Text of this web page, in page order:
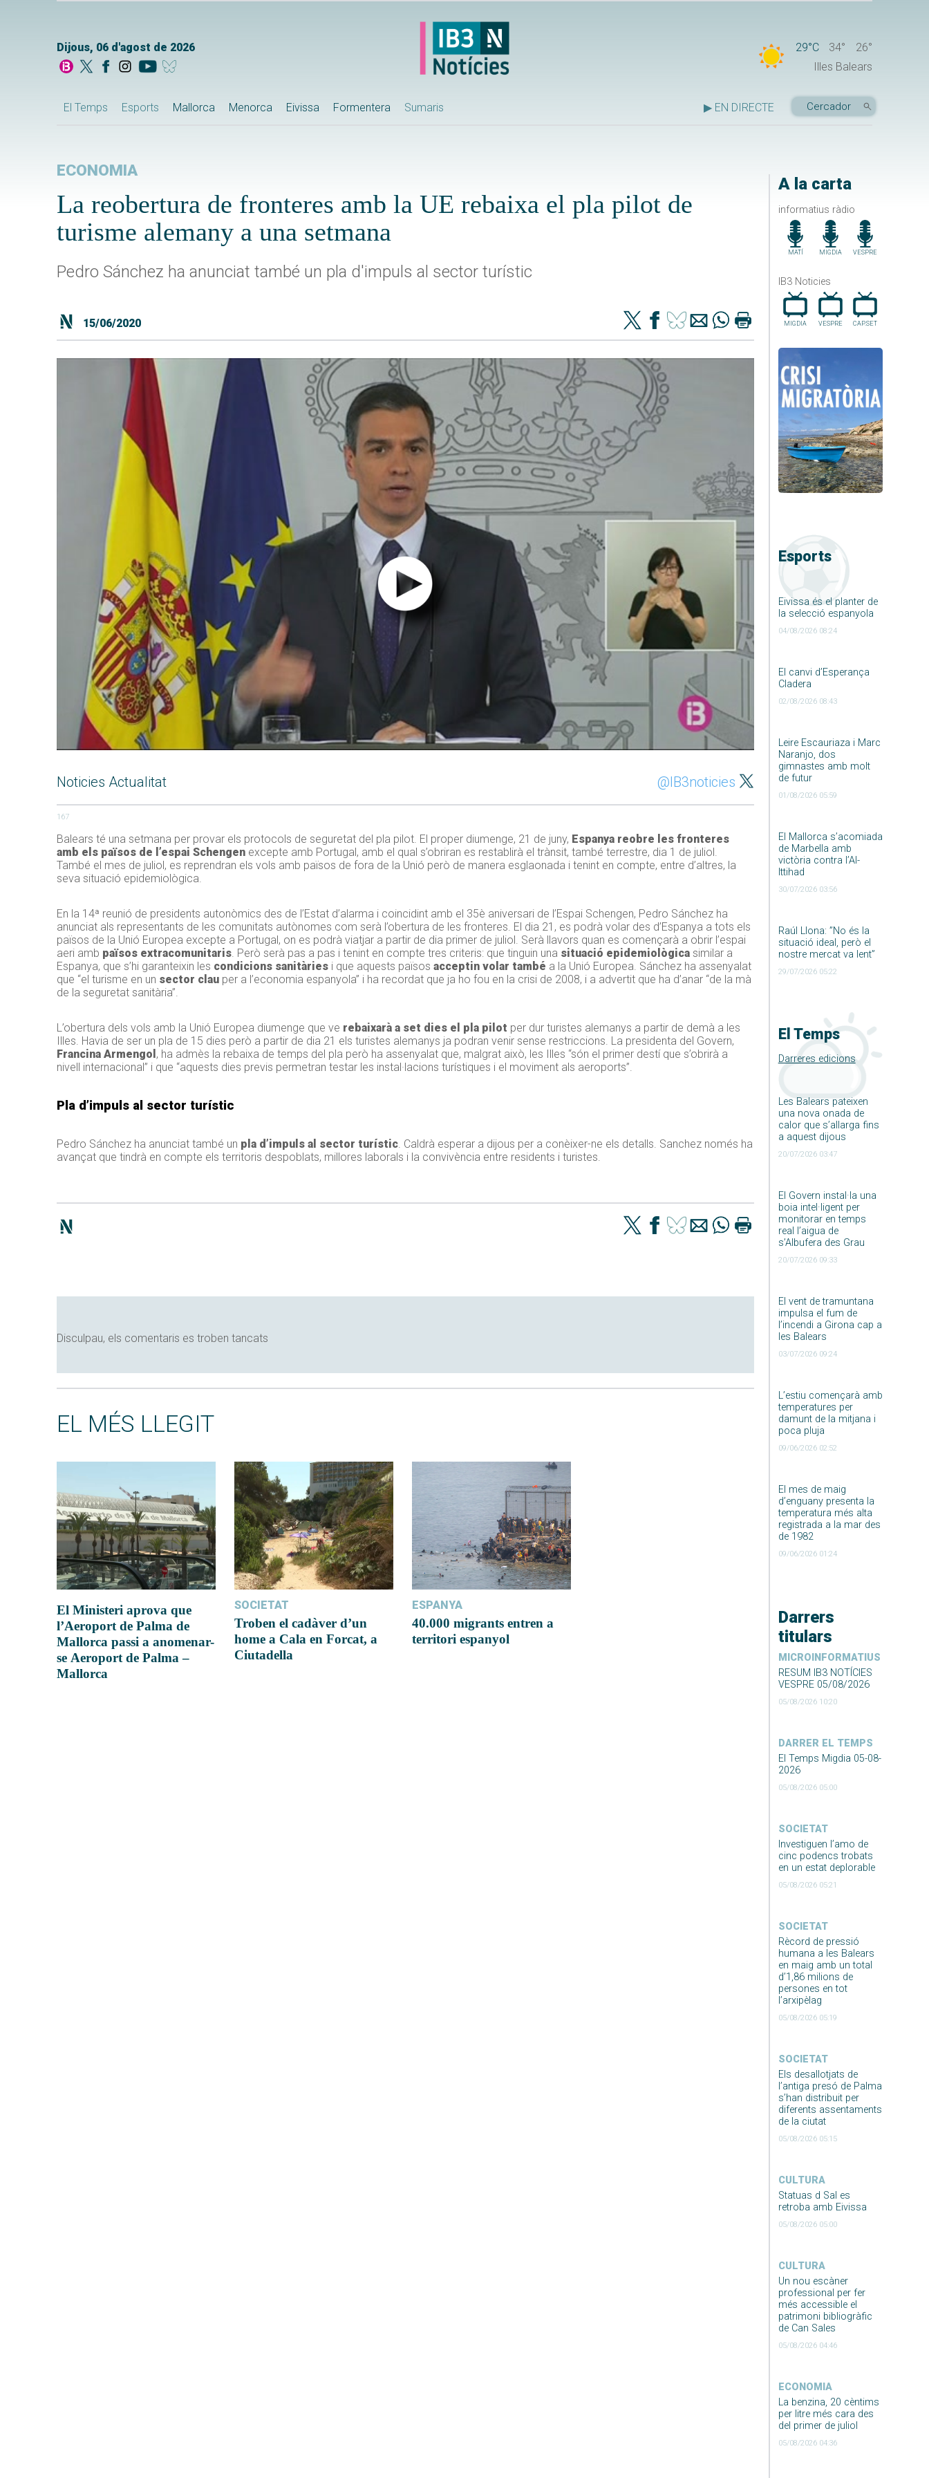
Dijous, 06 d'agost de 2026 29°C 34°
26°
Illes Balears
El Temps Esports Mallorca Menorca Eivissa Formentera Sumaris ▶ EN DIRECTE
A la carta
informatius ràdio
MATÍ MIGDIA VESPRE
IB3 Noticies
MIGDIA VESPRE CAP.SET
Esports
Eivissa és el planter de
la selecció espanyola
04/08/2026 08:24
El canvi d’Esperança
Cladera
02/08/2026 08:43
Leire Escauriaza i Marc
Naranjo, dos
gimnastes amb molt
de futur
01/08/2026 05:59
El Mallorca s’acomiada
de Marbella amb
victòria contra l’Al-
Ittihad
30/07/2026 03:56
Raúl Llona: ”No és la
situació ideal, però el
nostre mercat va lent”
29/07/2026 05:22
El Temps
Darreres edicions
Les Balears pateixen
una nova onada de
calor que s’allarga fins
a aquest dijous
20/07/2026 03:47
El Govern instal·la una
boia intel·ligent per
monitorar en temps
real l’aigua de
s’Albufera des Grau
20/07/2026 09:33
El vent de tramuntana
impulsa el fum de
l’incendi a Girona cap a
les Balears
03/07/2026 09:24
L’estiu començarà amb
temperatures per
damunt de la mitjana i
poca pluja
09/06/2026 02:52
El mes de maig
d’enguany presenta la
temperatura més alta
registrada a la mar des
de 1982
09/06/2026 01:24
Darrers
titulars
MICROINFORMATIUS
RESUM IB3 NOTÍCIES
VESPRE 05/08/2026
05/08/2026 10:20
DARRER EL TEMPS
El Temps Migdia 05-08-
2026
05/08/2026 05:00
SOCIETAT
Investiguen l’amo de
cinc podencs trobats
en un estat deplorable
05/08/2026 05:21
SOCIETAT
Rècord de pressió
humana a les Balears
en maig amb un total
d’1,86 milions de
persones en tot
l’arxipèlag
05/08/2026 05:19
SOCIETAT
Els desallotjats de
l’antiga presó de Palma
s’han distribuit per
diferents assentaments
de la ciutat
05/08/2026 05:15
CULTURA
Statuas d Sal es
retroba amb Eivissa
05/08/2026 05:00
CULTURA
Un nou escàner
professional per fer
més accessible el
patrimoni bibliogràfic
de Can Sales
05/08/2026 04:46
ECONOMIA
La benzina, 20 cèntims
per litre més cara des
del primer de juliol
05/08/2026 04:36
ECONOMIA
La reobertura de fronteres amb la UE rebaixa el pla pilot de
turisme alemany a una setmana
Pedro Sánchez ha anunciat també un pla d'impuls al sector turístic
15/06/2020
Noticies Actualitat @IB3noticies
167
Balears té una setmana per provar els protocols de seguretat del pla pilot. El proper diumenge, 21 de juny, Espanya reobre les fronteres
amb els països de l’espai Schengen excepte amb Portugal, amb el qual s’obriran es restablirà el trànsit, també terrestre, dia 1 de juliol.
També el mes de juliol, es reprendran els vols amb països de fora de la Unió però de manera esglaonada i tenint en compte, entre d’altres, la
seva situació epidemiològica.
En la 14ª reunió de presidents autonòmics des de l’Estat d’alarma i coincidint amb el 35è aniversari de l’Espai Schengen, Pedro Sánchez ha
anunciat als representants de les comunitats autònomes com serà l’obertura de les fronteres. El dia 21, es podrà volar des d’Espanya a tots els
països de la Unió Europea excepte a Portugal, on es podrà viatjar a partir de dia primer de juliol. Serà llavors quan es començarà a obrir l’espai
aeri amb països extracomunitaris. Però serà pas a pas i tenint en compte tres criteris: que tinguin una situació epidemiològica similar a
Espanya, que s’hi garanteixin les condicions sanitàries i que aquests països acceptin volar també a la Unió Europea. Sánchez ha assenyalat
que “el turisme en un sector clau per a l’economia espanyola” i ha recordat que ja ho fou en la crisi de 2008, i a advertit que ha d’anar “de la mà
de la seguretat sanitària”.
L’obertura dels vols amb la Unió Europea diumenge que ve rebaixarà a set dies el pla pilot per dur turistes alemanys a partir de demà a les
Illes. Havia de ser un pla de 15 dies però a partir de dia 21 els turistes alemanys ja podran venir sense restriccions. La presidenta del Govern,
Francina Armengol , ha admès la rebaixa de temps del pla però ha assenyalat que, malgrat això, les Illes “són el primer destí que s’obrirà a
nivell internacional” i que “aquests dies previs permetran testar les instal·lacions turístiques i el moviment als aeroports”.
Pla d’impuls al sector turístic
Pedro Sánchez ha anunciat també un pla d’impuls al sector turístic. Caldrà esperar a dijous per a conèixer-ne els detalls. Sanchez només ha
avançat que tindrà en compte els territoris despoblats, millores laborals i la convivència entre residents i turistes.
Disculpau, els comentaris es troben tancats
EL MÉS LLEGIT
El Ministeri aprova que
l’Aeroport de Palma de
Mallorca passi a anomenar-
se Aeroport de Palma –
Mallorca
SOCIETAT
Troben el cadàver d’un
home a Cala en Forcat, a
Ciutadella
ESPANYA
40.000 migrants entren a
territori espanyol